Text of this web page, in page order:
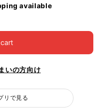
available
いの方向け
リで見る